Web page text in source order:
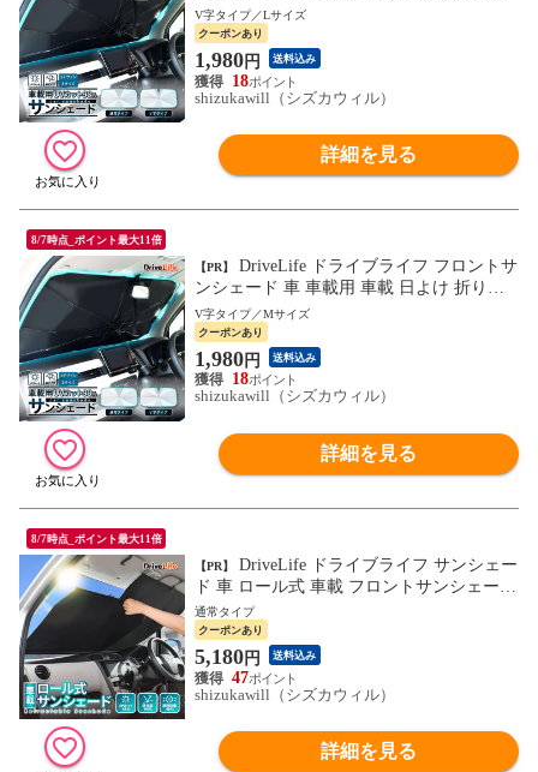
たみ 車用 ドライブライフ V字タイプ SS02
L 1個入り
V字タイプ／Lサイズ
クーポンあり
1,980円 送料込み
18
shizukawill（シズカウィル）
詳細を見る
8/7時点_ポイント最大11倍
【PR】
ンシェード 車 車載用 車載 日よけ 折りた
たみ 車用 ドライブライフ V字タイプ SS02
M 1個入り
V字タイプ／Mサイズ
クーポンあり
1,980円 送料込み
18
shizukawill（シズカウィル）
詳細を見る
8/7時点_ポイント最大11倍
【PR】
ド 車 ロール式 車載 フロントサンシェード
遮光 暑さ対策 日除け 車用サンシェード 自
動収縮 SS03 1個入り
通常タイプ
クーポンあり
5,180円 送料込み
47
shizukawill（シズカウィル）
詳細を見る